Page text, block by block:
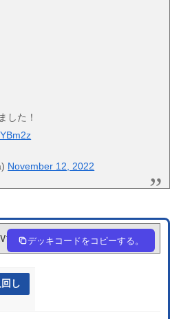
した！
November 12, 2022
デッキコードをコピーする。
し